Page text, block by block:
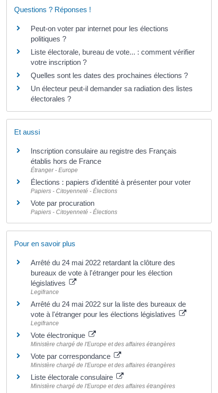
Questions ? Réponses !
Peut-on voter par internet pour les élections
politiques ?
Liste électorale, bureau de vote... : comment vérifier
votre inscription ?
Quelles sont les dates des prochaines élections ?
Un électeur peut-il demander sa radiation des listes
électorales ?
Et aussi
Inscription consulaire au registre des Français
établis hors de France
Étranger - Europe
Élections : papiers d'identité à présenter pour voter
Papiers - Citoyenneté - Élections
Vote par procuration
Papiers - Citoyenneté - Élections
Pour en savoir plus
Arrêté du 24 mai 2022 retardant la clôture des
bureaux de vote à l'étranger pour les élection
législatives
Legifrance
Arrêté du 24 mai 2022 sur la liste des bureaux de
vote à l'étranger pour les élections législatives
Legifrance
Vote électronique
Ministère chargé de l'Europe et des affaires étrangères
Vote par correspondance
Ministère chargé de l'Europe et des affaires étrangères
Liste électorale consulaire
Ministère chargé de l'Europe et des affaires étrangères